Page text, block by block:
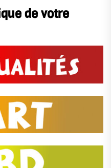
!!!
de votre